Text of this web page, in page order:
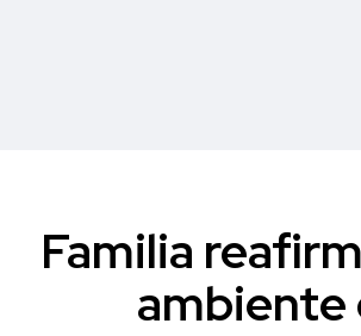
Familia
ambiente